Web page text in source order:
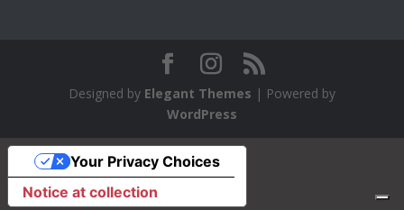
Designed by Elegant Themes | Powered by
WordPress
Notice at collection
Your Privacy Choices